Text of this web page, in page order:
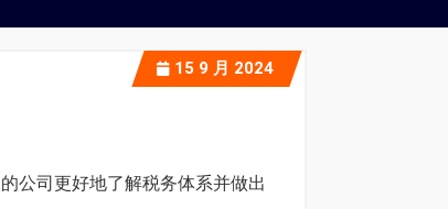
15 9 月 2024
公司更好地了解税务体系并做出